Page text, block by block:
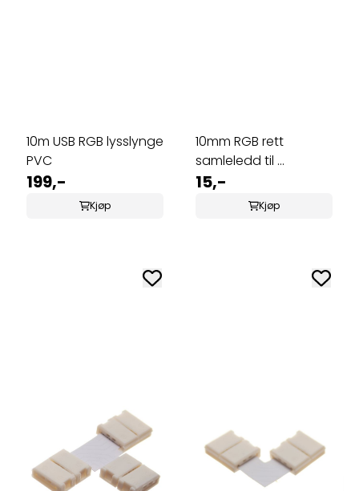
10m USB RGB lysslynge
PVC
199,-
Kjøp
10mm RGB rett
samleledd til ...
15,-
Kjøp